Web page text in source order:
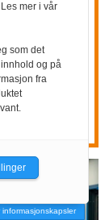
informasjonskapsler
mer i vår
som det
og på
fra